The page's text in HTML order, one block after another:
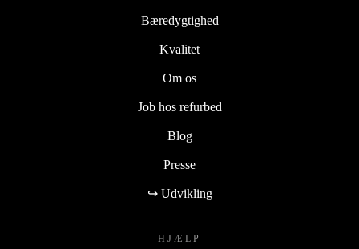
Bæredygtighed
Kvalitet
Om os
Job hos refurbed
Blog
Presse
↪ Udvikling
HJÆLP